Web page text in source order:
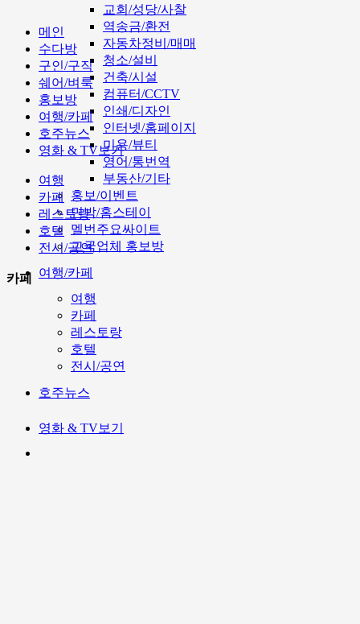
교회/성당/사찰
역송금/환전
자동차정비/매매
청소/설비
건축/시설
컴퓨터/CCTV
인쇄/디자인
인터넷/홈페이지
미용/뷰티
영어/통번역
부동산/기타
홍보/이벤트
민박/홈스테이
멜번주요싸이트
고국업체 홍보방
여행/카페
여행
카페
레스토랑
호텔
전시/공연
호주뉴스
영화 & TV보기
메인
수다방
구인/구직
쉐어/벼룩
홍보방
여행/카페
호주뉴스
영화 & TV보기
여행
카페
레스토랑
호텔
전시/공연
카페